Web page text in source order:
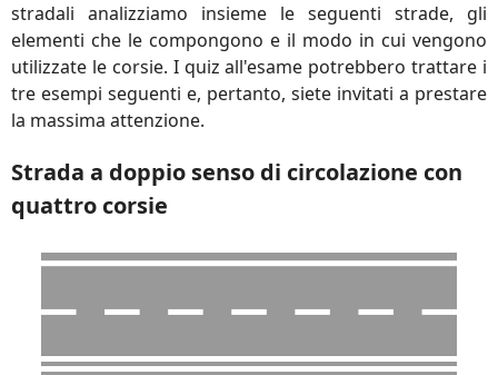
stradali analizziamo insieme le seguenti strade, gli
elementi che le compongono e il modo in cui vengono
utilizzate le corsie. I quiz all'esame potrebbero trattare i
tre esempi seguenti e, pertanto, siete invitati a prestare
la massima attenzione.
Strada a doppio senso di circolazione con
quattro corsie